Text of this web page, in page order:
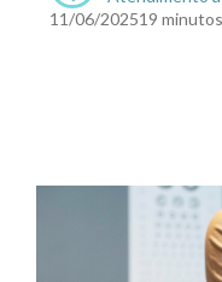
11/06/202519